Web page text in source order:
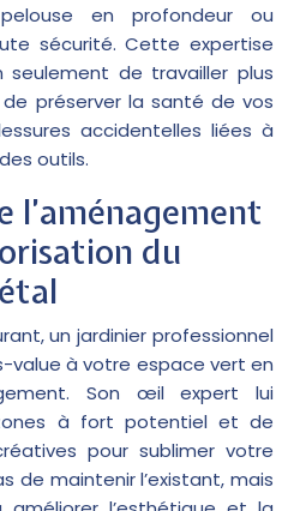
en profondeur ou
sécurité. Cette expertise
de travailler plus
préserver la santé de vos
accidentelles liées à
outils.
l’aménagement
du
un jardinier professionnel
value à votre espace vert en
Son œil expert lui
à fort potentiel et de
pour sublimer votre
de maintenir l’existant, mais